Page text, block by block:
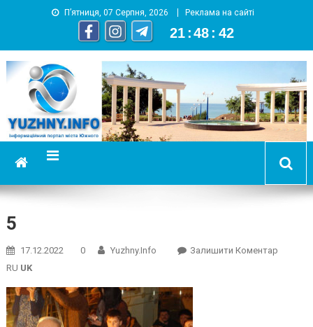
П’ятниця, 07 Серпня, 2026 Реклама на сайті
21 :48 : 42
YUZHNY.INFO
информационный портал города Южный
5
17.12.2022 0 Yuzhny.info Залишити КоментарOn
RU UK